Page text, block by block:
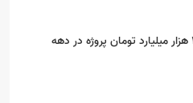
استاندار بوشهر: ۲۶۰ هزار میلیارد تومان پروژه در دهه